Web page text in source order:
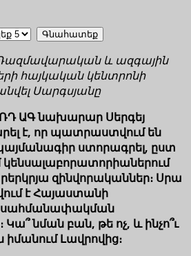
Ռազմավարական և ազգային
հայկական կենտրոնի
Սարգսյանը
ՌԴ ԱԳ նախարար Սերգեյ
է, որ պատրաստվում են
ստորագրել, ըստ
կենսալաբորատորիաներում
զինվորականներ։ Սրա
է Հայաստանի
սահմանափակման
նման բան, թե ոչ, և ինչո՞ւ
իմանում Լավրովից։